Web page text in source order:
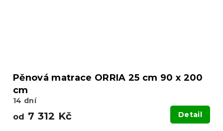
Pěnová matrace ORRIA 25 cm 90 x 200
cm
14 dní
od 7 312 Kč Detail